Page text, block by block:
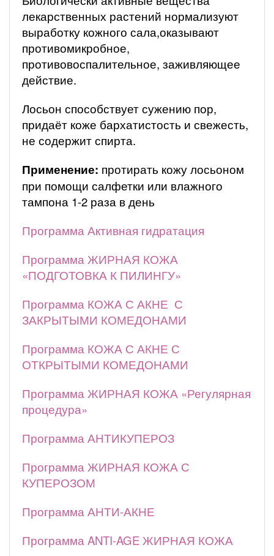
лекарственных растений нормализуют
выработку кожного сала,оказывают
противомикробное,
противовоспалительное, заживляющее
действие.
Лосьон способствует сужению пор,
придаёт коже бархатистость и свежесть,
не содержит спирта.
Применение: протирать кожу лосьоном
при помощи салфетки или влажного
тампона 1-2 раза в день
Программа Активная гидратация
Программа ЖИРНАЯ КОЖА
«ПОДГОТОВКА К ПИЛИНГУ»
Программа КОЖА С АКНЕ С
ЗАКРЫТЫМИ КОМЕДОНАМИ
Программа КОЖА С АКНЕ С
ОТКРЫТЫМИ КОМЕДОНАМИ
Программа ЖИРНАЯ КОЖА «Регулярная
процедура»
Программа АНТИКУПЕРОЗ
Программа ЖИРНАЯ КОЖА С
КУПЕРОЗОМ
Программа АНТИ-АКНЕ
Программа ANTI-AGE ЖИРНАЯ КОЖА